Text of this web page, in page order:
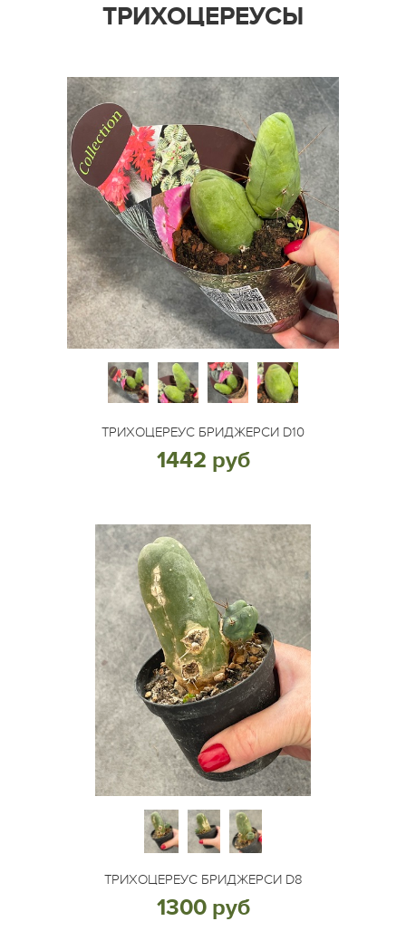
ТРИХОЦЕРЕУСЫ
ТРИХОЦЕРЕУС БРИДЖЕРСИ D10
1442 руб
ТРИХОЦЕРЕУС БРИДЖЕРСИ D8
1300 руб